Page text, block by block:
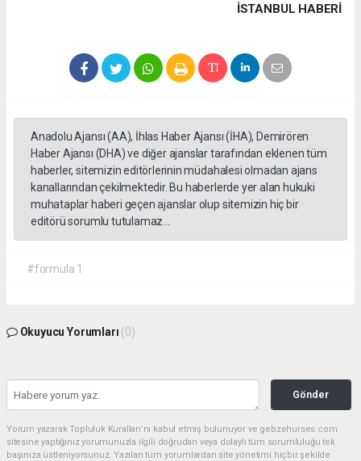
İSTANBUL HABERİ
Anadolu Ajansı (AA), İhlas Haber Ajansı (İHA), Demirören
Haber Ajansı (DHA) ve diğer ajanslar tarafından eklenen tüm
haberler, sitemizin editörlerinin müdahalesi olmadan ajans
kanallarından çekilmektedir. Bu haberlerde yer alan hukuki
muhataplar haberi geçen ajanslar olup sitemizin hiç bir
editörü sorumlu tutulamaz...
#formula 1
Okuyucu Yorumları (0)
Gönder
Yorum yazarak Topluluk Kuralları’nı kabul etmiş bulunuyor ve gebzehurses.com
sitesine yaptığınız yorumunuzla ilgili doğrudan veya dolaylı tüm sorumluluğu tek
başınıza üstleniyorsunuz. Yazılan tüm yorumlardan site yönetimi hiçbir şekilde